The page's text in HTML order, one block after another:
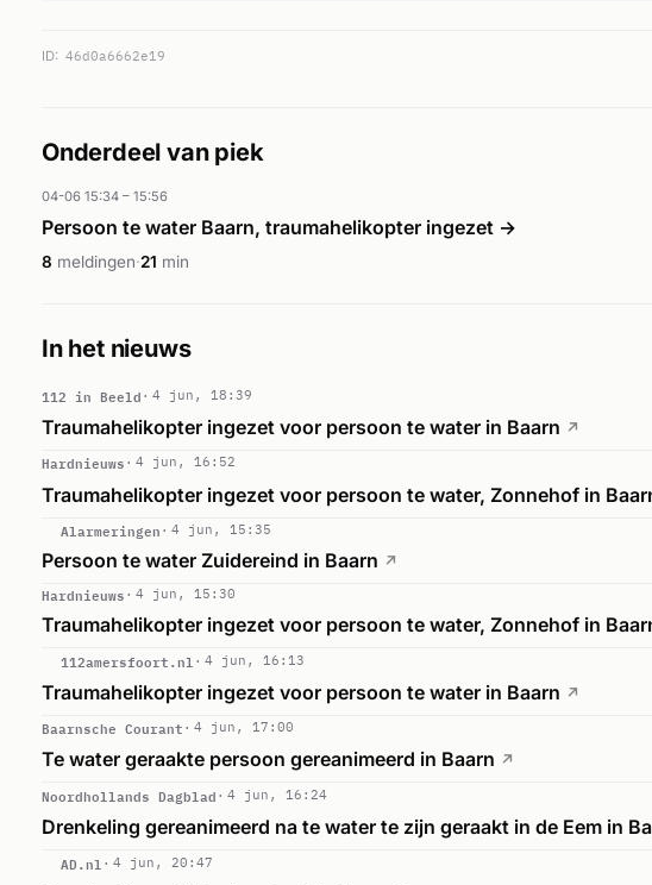
ID: 46d0a6662e19
Onderdeel van piek
04-06 15:34 – 15:56
Persoon te water Baarn, traumahelikopter ingezet →
8 meldingen·21 min
In het nieuws
112 in Beeld 4 jun, 18:39
Traumahelikopter ingezet voor persoon te water in Baarn ↗
Hardnieuws 4 jun, 16:52
Traumahelikopter ingezet voor persoon te water, Zonnehof in
Alarmeringen 4 jun, 15:35
Persoon te water Zuidereind in Baarn ↗
Hardnieuws 4 jun, 15:30
Traumahelikopter ingezet voor persoon te water, Zonnehof in
112amersfoort.nl 4 jun, 16:13
Traumahelikopter ingezet voor persoon te water in Baarn ↗
Baarnsche Courant 4 jun, 17:00
Te water geraakte persoon gereanimeerd in Baarn ↗
Noordhollands Dagblad 4 jun, 16:24
Drenkeling gereanimeerd na te water te zijn geraakt in de Eem in
AD.nl 4 jun, 20:47